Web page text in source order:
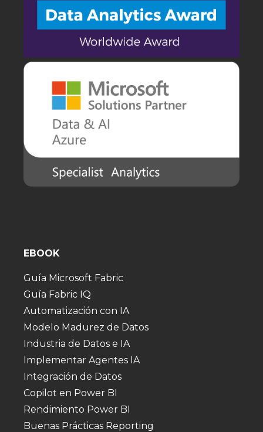
EBOOK
Guía Microsoft Fabric
Guía Fabric IQ
Automatización con IA
Modelo Madurez de Datos
Industria de Datos e IA
Implementar Agentes IA
Integración de Datos
Copilot en Power BI
Rendimiento Power BI
Buenas Prácticas Reporting